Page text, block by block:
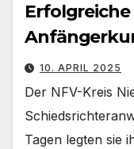
10. APRIL 2025
Der NFV-Kreis
Tagen legten sie